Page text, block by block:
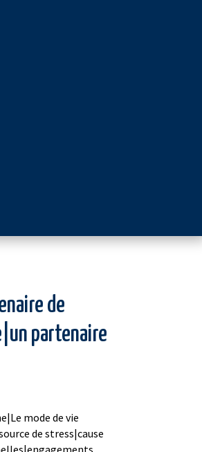
de
partenaire
mode de vie
de stress|cause